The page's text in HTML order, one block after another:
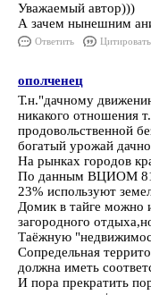
Уважаемый автор)))
А зачем нынешним
Ответить Цитировать
ополченец
Т.н."дачному
никакого отношения
продовольственной
богатый урожай
На рынках городов
По данным ВЦИОМ
23% используют
Домик в тайге можно
загородного
Таёжную
Сопредельная
должна иметь
И пора прекратить